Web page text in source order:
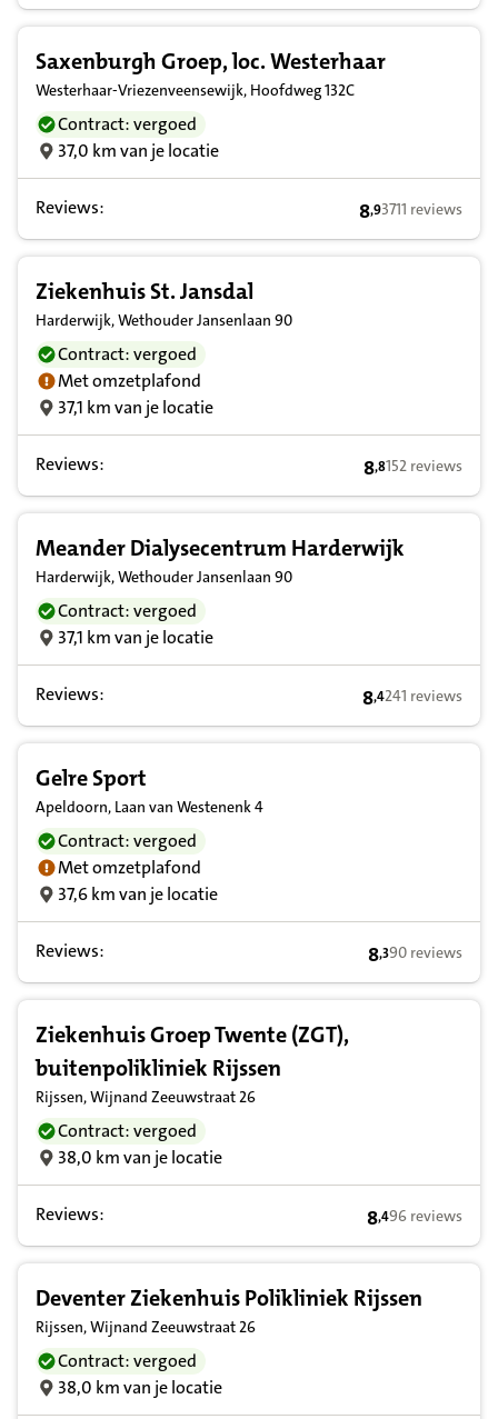
Saxenburgh Groep, loc. Westerhaar
Westerhaar-Vriezenveensewijk, Hoofdweg 132C
Contract: vergoed
37,0 km van je locatie
Reviews: 8,9 op basis van
8,93711 reviews
Ziekenhuis St. Jansdal
Harderwijk, Wethouder Jansenlaan 90
Contract: vergoed
Met omzetplafond
37,1 km van je locatie
Reviews: 8,8 op basis van
8,8152 reviews
Meander Dialysecentrum Harderwijk
Harderwijk, Wethouder Jansenlaan 90
Contract: vergoed
37,1 km van je locatie
Reviews: 8,4 op basis van
8,4241 reviews
Gelre Sport
Apeldoorn, Laan van Westenenk 4
Contract: vergoed
Met omzetplafond
37,6 km van je locatie
Reviews: 8,3 op basis
8,390 reviews
Ziekenhuis Groep Twente (ZGT),
buitenpolikliniek Rijssen
Rijssen, Wijnand Zeeuwstraat 26
Contract: vergoed
38,0 km van je locatie
Reviews: 8,4 op basis van
8,496 reviews
Deventer Ziekenhuis Polikliniek Rijssen
Rijssen, Wijnand Zeeuwstraat 26
Contract: vergoed
38,0 km van je locatie